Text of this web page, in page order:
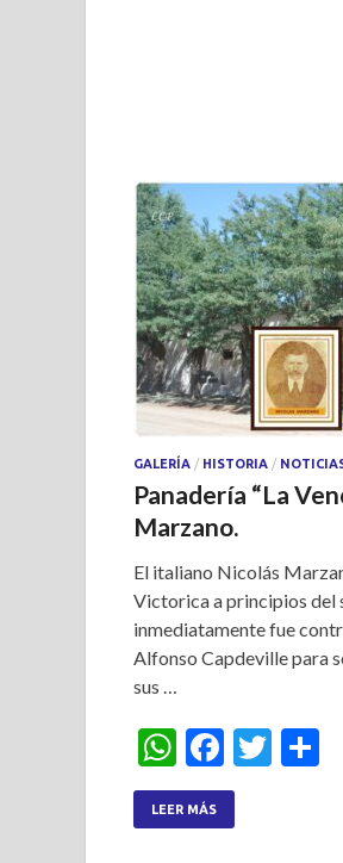
GALERÍA / HISTORIA /
Panadería “La
Marzano.
El italiano Nicolás
Victorica a principios del
inmediatamente fue
Alfonso Capdeville para
sus …
W
h
at
F
ac
e
T
LEER MÁS